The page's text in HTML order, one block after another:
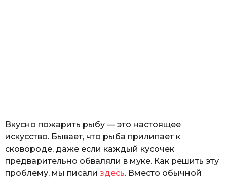
р
к
л
ю
к
Вкусно пожарить рыбу — это настоящее
искусство. Бывает, что рыба прилипает к
сковороде, даже если каждый кусочек
предварительно обваляли в муке. Как решить эту
проблему, мы писали здесь. Вместо обычной